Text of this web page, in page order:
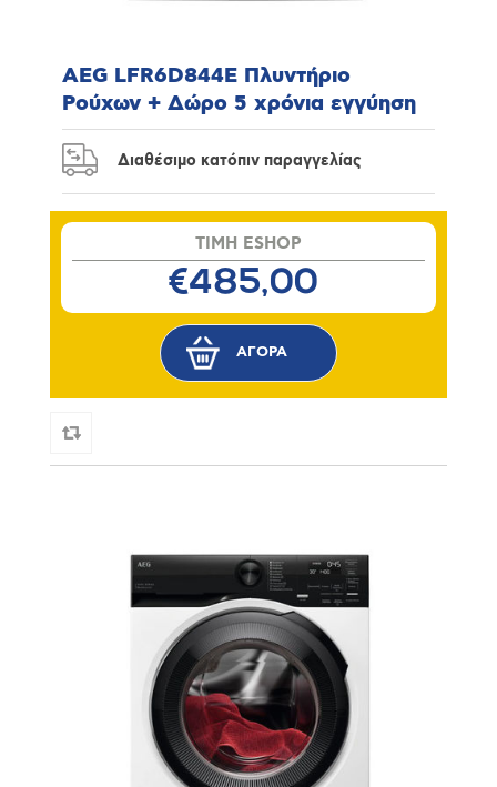
AEG LFR6D844E Πλυντήριο
Ρούχων + Δώρο 5 χρόνια εγγύηση
Διαθέσιμο κατόπιν παραγγελίας
TIMH ESHOP
€485,00